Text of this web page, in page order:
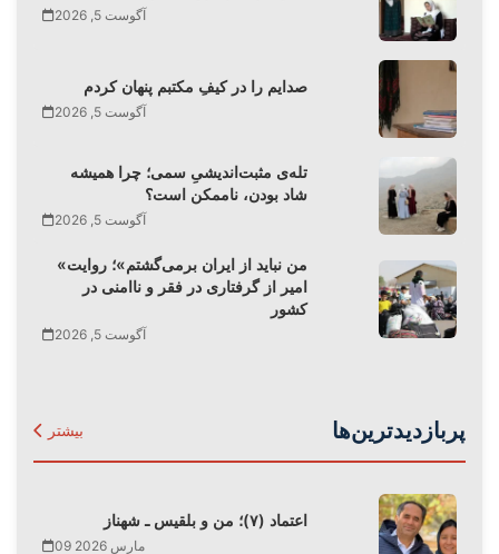
آگوست 5, 2026
صدایم را در کیفِ مکتبم پنهان کردم
آگوست 5, 2026
تله‌‌ی مثبت‌اندیشیِ سمی؛ چرا همیشه
شاد بودن، ناممکن است؟
آگوست 5, 2026
«من نباید از ایران برمی‌گشتم»؛ روایت
امیر از گرفتاری در فقر و ناامنی در
کشور
آگوست 5, 2026
پربازدیدترین‌ها بیشتر
اعتماد (۷)؛ من و بلقیس ـ شهناز
09 مارس 2026